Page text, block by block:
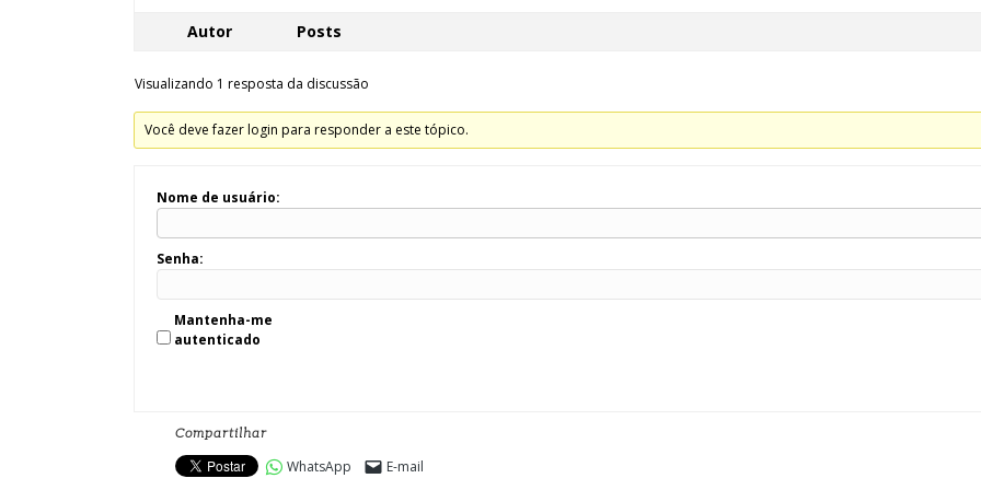
Autor Posts
Visualizando 1 resposta da discussão
Você deve fazer login para responder a este tópico.
Nome de usuário:
Senha:
Mantenha-me
autenticado
Compartilhar
WhatsApp E-mail